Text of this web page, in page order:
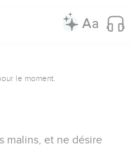
le moment.
malins, et ne désire